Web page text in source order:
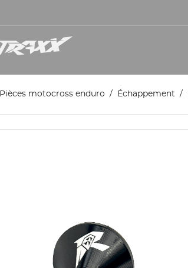
Pièces motocross enduro Échappement